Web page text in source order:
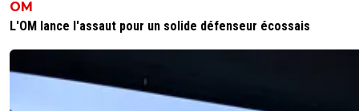
OM
L'OM lance l'assaut pour un solide défenseur écossais